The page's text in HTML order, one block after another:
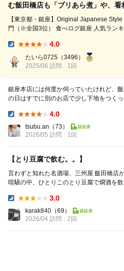
む飯田橋店も「ブリあら煮」や、
高だった。
【東京都・銀座】Original Japanese Style 食べログ 百名店 2021 定食部
門（※全国3位） 食べログ銀座 人気ランキング定食部門で1位 1968～創
4.0
たいら0725 （3496）
2025/06 訪問
1回
銀座本店には何度か伺っていたけれど、飯
の日はすでに別のお店で少し下地をつく
4.0
tsubu.an （73）
2026/05 訪問
1回
【とり豆腐で飲む。。】
言わずと知れた名酒場、三州屋 飯田橋店が好きです。 そして大衆酒場の
喧騒の中、ひとりこのとり豆腐で燗酒を飲むの
3.0
karak840 （69）
2026/04 訪問
2回